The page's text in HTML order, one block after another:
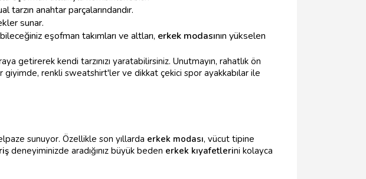
anahtar parçalarındandır.
sunar.
eşofman takımları ve altları, erkek modasının yükselen
getirerek kendi tarzınızı yaratabilirsiniz. Unutmayın, rahatlık ön
giyimde, renkli sweatshirt'ler ve dikkat çekici spor ayakkabılar ile
sunuyor. Özellikle son yıllarda erkek modası, vücut tipine
deneyiminizde aradığınız büyük beden erkek kıyafetlerini kolayca